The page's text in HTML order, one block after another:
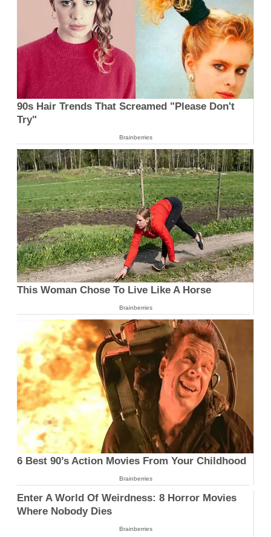
90s Hair Trends That Screamed "Please Don't
Try"
Brainberries
This Woman Chose To Live Like A Horse
Brainberries
6 Best 90’s Action Movies From Your Childhood
Brainberries
Enter A World Of Weirdness: 8 Horror Movies
Where Nobody Dies
Brainberries